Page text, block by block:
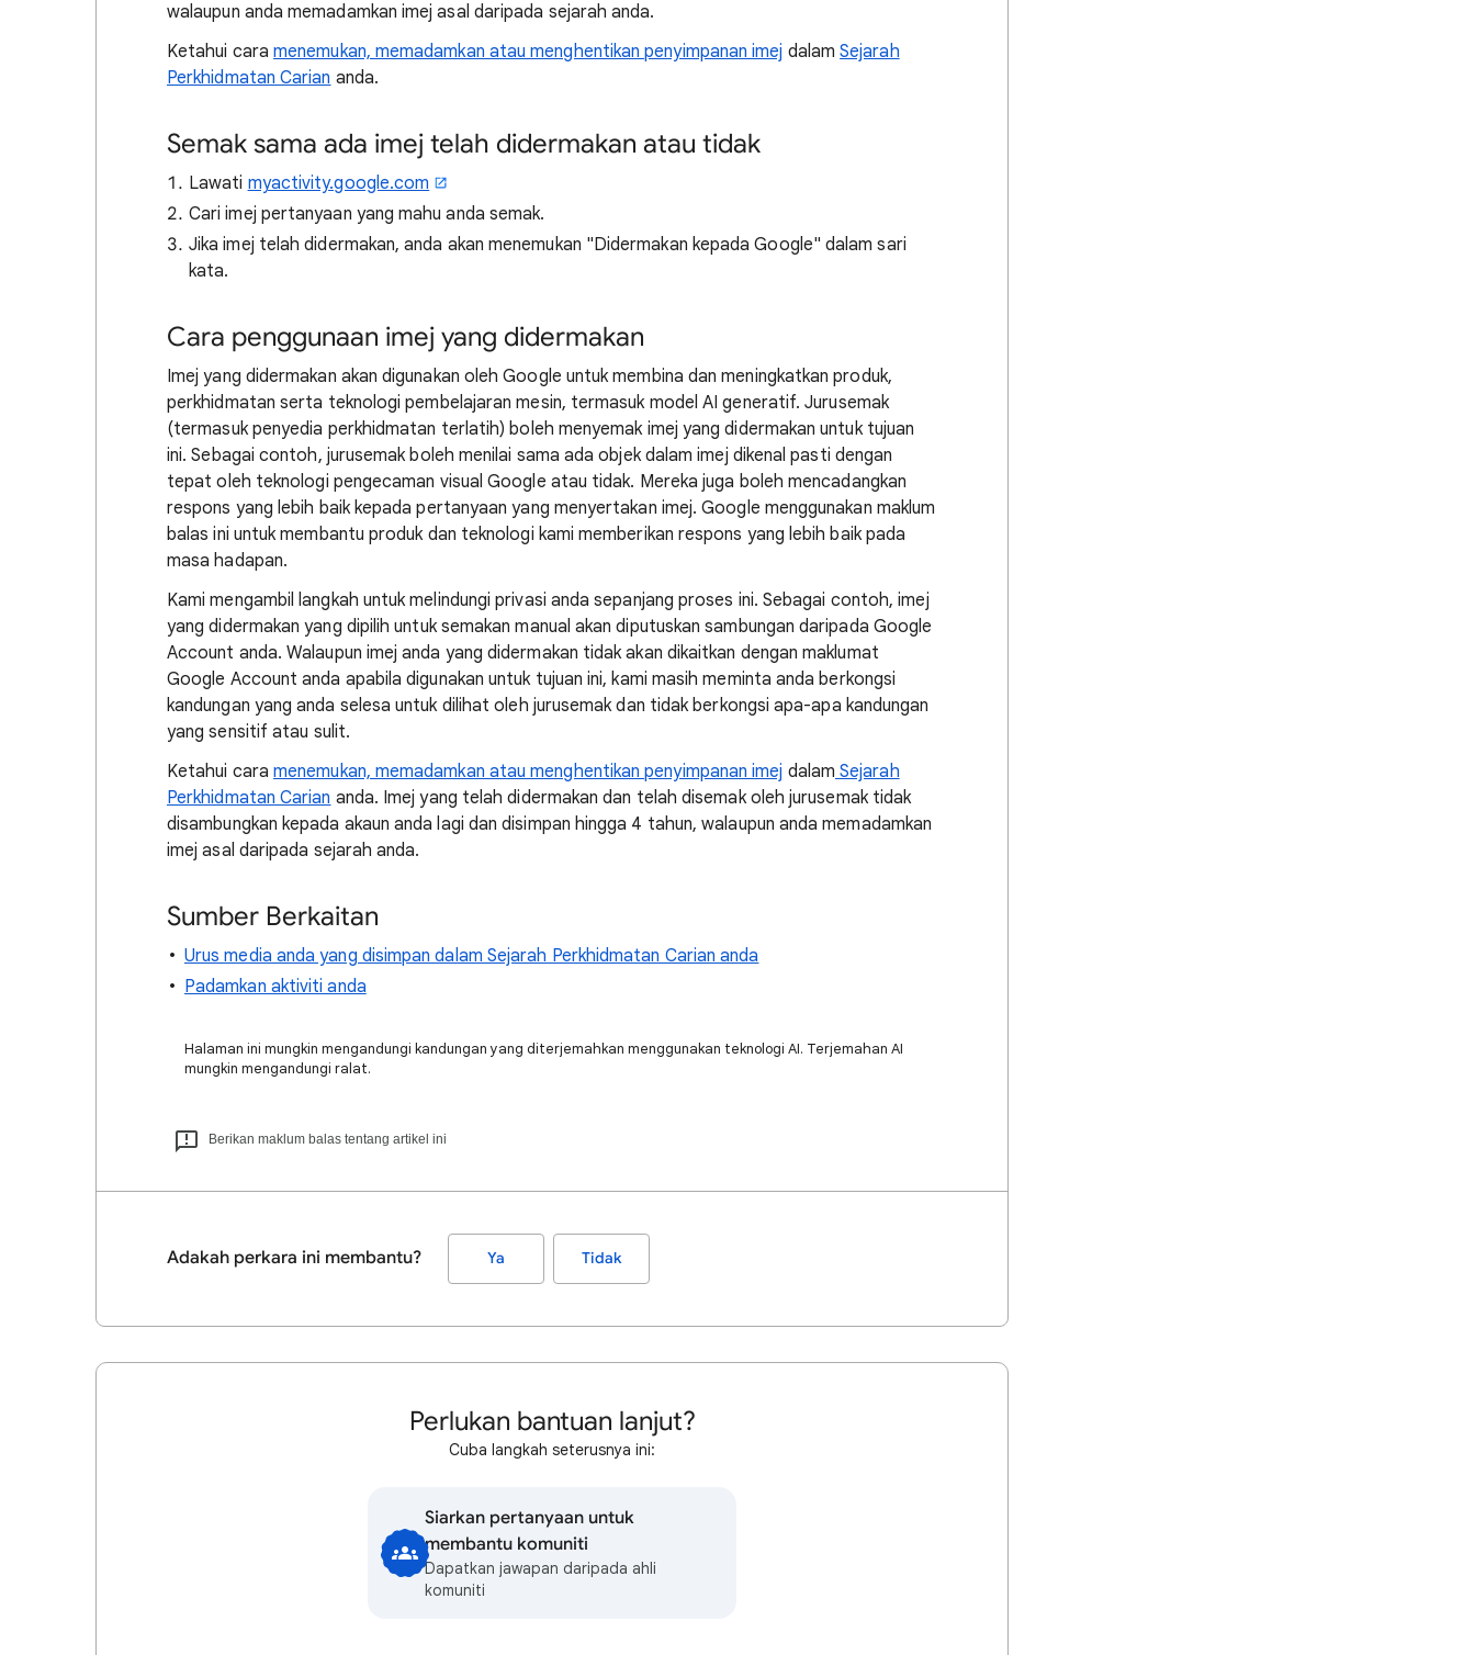
walaupun anda memadamkan imej asal daripada sejarah anda.
Ketahui caramenemukan, memadamkan atau menghentikan penyimpanan imej dalamSejarah
Perkhidmatan Carian anda.
Semak sama ada imej telah didermakan atau tidak
Lawati myactivity.google.com
Cari imej pertanyaan yang mahu anda semak.
Jika imej telah didermakan, anda akan menemukan "Didermakan kepada Google" dalam sari
kata.
Cara penggunaan imej yang didermakan
Imej yang didermakan akan digunakan oleh Google untuk membina dan meningkatkan produk,
perkhidmatan serta teknologi pembelajaran mesin, termasuk model AI generatif. Jurusemak
(termasuk penyedia perkhidmatan terlatih) boleh menyemak imej yang didermakan untuk tujuan
ini. Sebagai contoh, jurusemak boleh menilai sama ada objek dalam imej dikenal pasti dengan
tepat oleh teknologi pengecaman visual Google atau tidak. Mereka juga boleh mencadangkan
respons yang lebih baik kepada pertanyaan yang menyertakan imej. Google menggunakan maklum
balas ini untuk membantu produk dan teknologi kami memberikan respons yang lebih baik pada
masa hadapan.
Kami mengambil langkah untuk melindungi privasi anda sepanjang proses ini. Sebagai contoh, imej
yang didermakan yang dipilih untuk semakan manual akan diputuskan sambungan daripada Google
Account anda. Walaupun imej anda yang didermakan tidak akan dikaitkan dengan maklumat
Google Account anda apabila digunakan untuk tujuan ini, kami masih meminta anda berkongsi
kandungan yang anda selesa untuk dilihat oleh jurusemak dan tidak berkongsi apa-apa kandungan
yang sensitif atau sulit.
Ketahui caramenemukan, memadamkan atau menghentikan penyimpanan imej dalam Sejarah
Perkhidmatan Carian anda. Imej yang telah didermakan dan telah disemak oleh jurusemak tidak
disambungkan kepada akaun anda lagi dan disimpan hingga 4 tahun, walaupun anda memadamkan
imej asal daripada sejarah anda.
Sumber Berkaitan
Urus media anda yang disimpan dalam Sejarah Perkhidmatan Carian anda
Padamkan aktiviti anda
Halaman ini mungkin mengandungi kandungan yang diterjemahkan menggunakan teknologi AI. Terjemahan AI
mungkin mengandungi ralat.
Berikan maklum balas tentang artikel ini
Adakah perkara ini membantu? Ya Tidak
Perlukan bantuan lanjut?
Cuba langkah seterusnya ini:
Siarkan pertanyaan untuk
membantu komuniti
Dapatkan jawapan daripada ahli
komuniti